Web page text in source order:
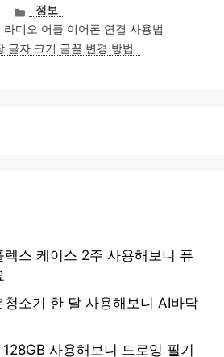
카
테
고
리
정보
라디오 어플 이어폰 연결 사용법
글자 크기 글꼴 변경 방법
스 케이스 2주 사용해보니 퓨
청소기 한 달 사용해보니 AI바닥
사용해보니 드로잉 필기